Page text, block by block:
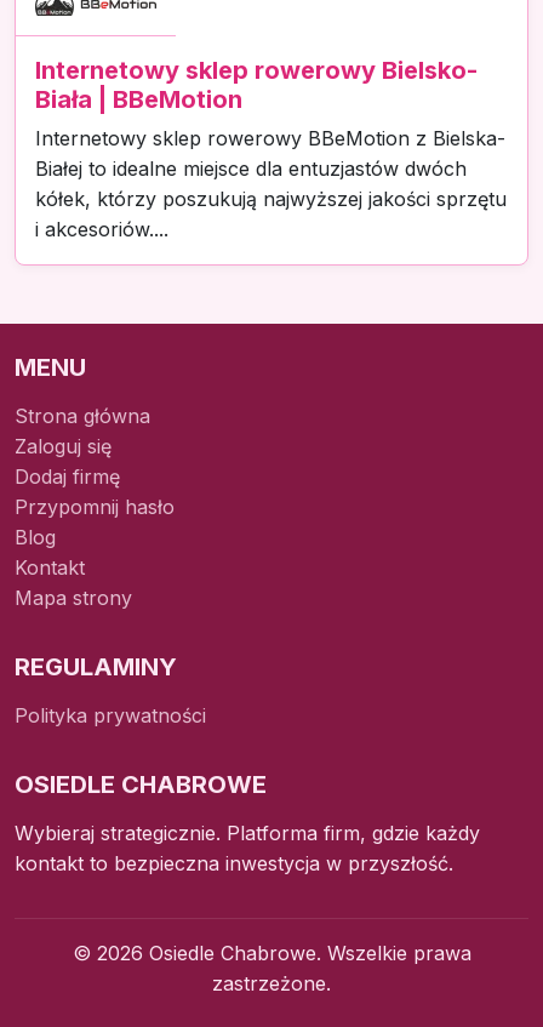
Internetowy sklep rowerowy Bielsko-
Biała | BBeMotion
Internetowy sklep rowerowy BBeMotion z Bielska-
Białej to idealne miejsce dla entuzjastów dwóch
kółek, którzy poszukują najwyższej jakości sprzętu
i akcesoriów....
MENU
Strona główna
Zaloguj się
Dodaj firmę
Przypomnij hasło
Blog
Kontakt
Mapa strony
REGULAMINY
Polityka prywatności
OSIEDLE CHABROWE
Wybieraj strategicznie. Platforma firm, gdzie każdy
kontakt to bezpieczna inwestycja w przyszłość.
© 2026 Osiedle Chabrowe. Wszelkie prawa
zastrzeżone.